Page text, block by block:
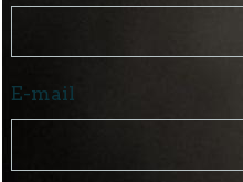
E-mail